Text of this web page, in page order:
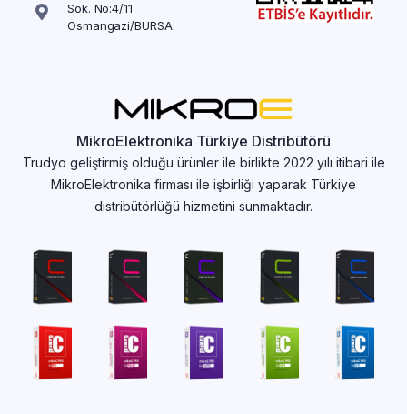
Sok. No:4/11
Osmangazi/BURSA
MikroElektronika Türkiye Distribütörü
Trudyo geliştirmiş olduğu ürünler ile birlikte 2022 yılı itibari ile
MikroElektronika firması ile işbirliği yaparak Türkiye
distribütörlüğü hizmetini sunmaktadır.